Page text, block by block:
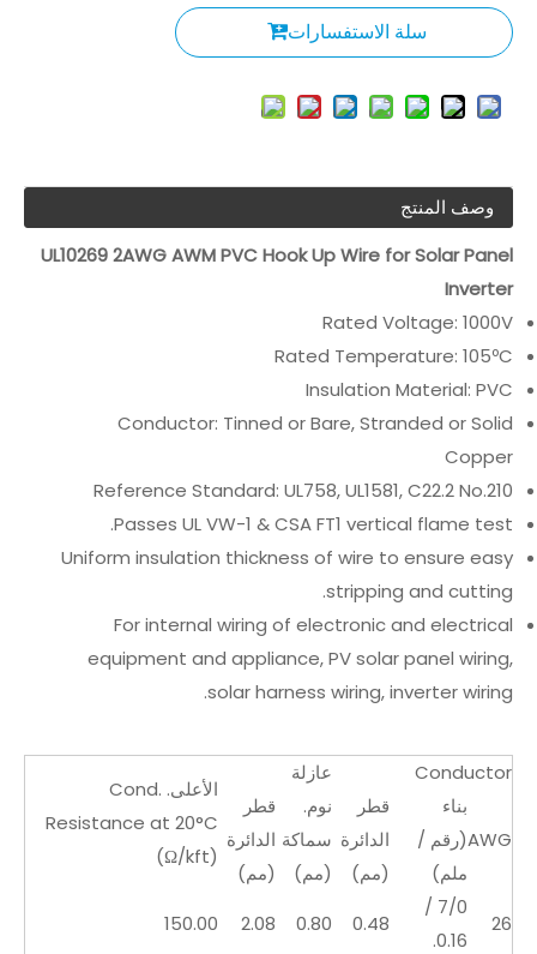
سلة الاستفسارات
وصف المنتج
UL10269 2AWG AWM PVC Hook Up Wire for Solar Panel
Inverter
Rated Voltage: 1000V
Rated Temperature: 105ºC
Insulation Material: PVC
Conductor: Tinned or Bare, Stranded or Solid
Copper
Reference Standard: UL758, UL1581, C22.2 No.210
Passes UL VW-1 & CSA FT1 vertical flame test.
Uniform insulation thickness of wire to ensure easy
stripping and cutting.
For internal wiring of electronic and electrical
equipment and appliance, PV solar panel wiring,
solar harness wiring, inverter wiring.
Conductor عازلة
الأعلى. Cond.
Resistance at 20°C
(Ω/kft)
AWG
بناء
(رقم /
ملم)
قطر
الدائرة
(مم)
نوم.
سماكة
(مم)
قطر
الدائرة
(مم)
26
7/0 /
0.16.
0.48
0.80
2.08
150.00